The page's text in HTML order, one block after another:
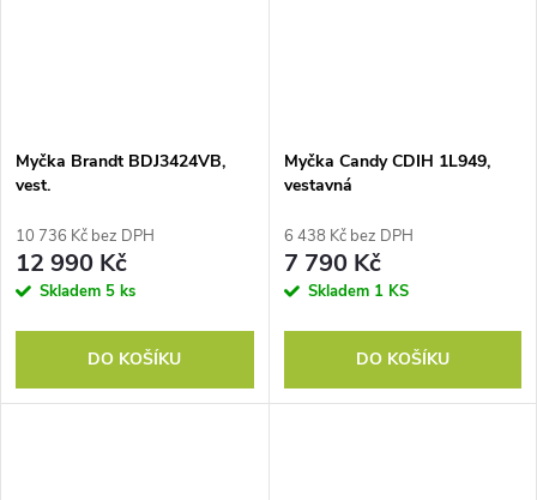
Myčka Brandt BDJ3424VB,
vest.
10 736 Kč bez DPH
12 990 Kč
Skladem 5 ks
DO KOŠÍKU
Myčka Candy CDIH 1L949,
vestavná
6 438 Kč bez DPH
7 790 Kč
Skladem 1 KS
DO KOŠÍKU